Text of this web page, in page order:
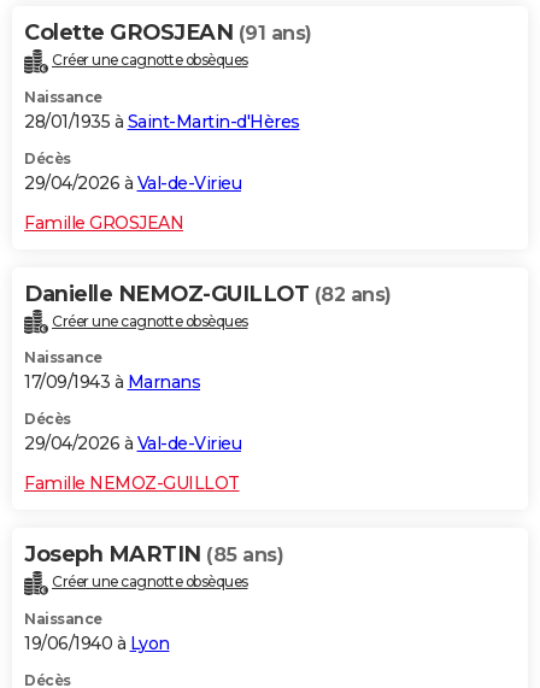
Colette GROSJEAN (91 ans)
Créer une cagnotte obsèques
Naissance
28/01/1935 à Saint-Martin-d'Hères
Décès
29/04/2026 à Val-de-Virieu
Famille GROSJEAN
Danielle NEMOZ-GUILLOT (82 ans)
Créer une cagnotte obsèques
Naissance
17/09/1943 à Marnans
Décès
29/04/2026 à Val-de-Virieu
Famille NEMOZ-GUILLOT
Joseph MARTIN (85 ans)
Créer une cagnotte obsèques
Naissance
19/06/1940 à Lyon
Décès